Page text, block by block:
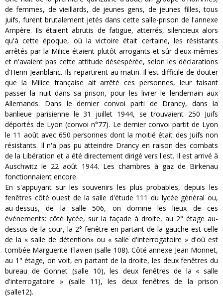
de femmes, de vieillards, de jeunes gens, de jeunes filles, tous
juifs, furent brutalement jetés dans cette salle-prison de l'annexe
Ampère. Ils étaient abrutis de fatigue, atterrés, silencieux alors
qu'à cette époque, où la victoire était certaine, les résistants
arrêtés par la Milice étaient plutôt arrogants et sûr d'eux-mêmes
et n'avaient pas cette attitude désespérée, selon les déclarations
d'Henri Jeanblanc. Ils repartirent au matin. Il est difficile de douter
que la Milice française ait arrêté ces personnes, leur faisant
passer la nuit dans sa prison, pour les livrer le lendemain aux
Allemands. Dans le dernier convoi parti de Drancy, dans la
banlieue parisienne le 31 juillet 1944, se trouvaient 250 Juifs
déportés de Lyon (convoi n°77). Le dernier convoi partit de Lyon
le 11 août avec 650 personnes dont la moitié était des Juifs non
résistants. Il n'a pas pu atteindre Drancy en raison des combats
de la Libération et a été directement dirigé vers l'est. Il est arrivé à
Auschwitz le 22 août 1944. Les chambres à gaz de Birkenau
fonctionnaient encore.
En s'appuyant sur les souvenirs les plus probables, depuis les
fenêtres côté ouest de la salle d'étude 111 du lycée général ou,
au-dessus, de la salle 506, on domine les lieux de ces
événements: côté lycée, sur la façade à droite, au 2° étage au-
dessus de la cour, la 2° fenêtre en partant de la gauche est celle
de la « salle de détention» ou « salle d'interrogatoire » d'où est
tombée Marguerite Flavien (salle 108). Côté annexe Jean Monnet,
au 1" étage, on voit, en partant de la droite, les deux fenêtres du
bureau de Gonnet (salle 10), les deux fenêtres de la « salle
d'interrogatoire » (salle 11), les deux fenêtres de la prison
(salle12).